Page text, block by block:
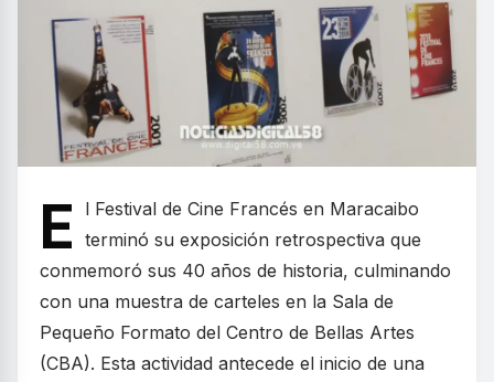
E
l Festival de Cine Francés en Maracaibo
terminó su exposición retrospectiva que
conmemoró sus 40 años de historia, culminando
con una muestra de carteles en la Sala de
Pequeño Formato del Centro de Bellas Artes
(CBA). Esta actividad antecede el inicio de una